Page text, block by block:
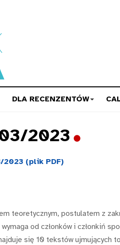
DLA RECENZENTÓW
03/2023
2023 (plik PDF)
teoretycznym, postulatem z
od członków i członkiń
się 10 tekstów ujmujących